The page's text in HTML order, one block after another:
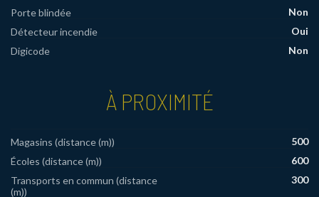
Porte blindée
Non
Détecteur incendie
Oui
Digicode
Non
À PROXIMITÉ
Magasins (distance (m))
500
Écoles (distance (m))
600
Transports en commun (distance
(m))
300